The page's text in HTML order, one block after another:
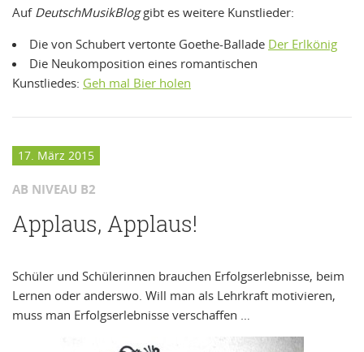
Auf DeutschMusikBloggibt es weitere Kunstlieder:
Die von Schubert vertonte Goethe-Ballade Der Erlkönig
Die Neukomposition eines romantischen
Kunstliedes: Geh mal Bier holen
17. März 2015
AB NIVEAU B2
Applaus, Applaus!
Schüler und Schülerinnen brauchen Erfolgserlebnisse, beim
Lernen oder anderswo. Will man als Lehrkraft motivieren,
muss man Erfolgserlebnisse verschaffen …